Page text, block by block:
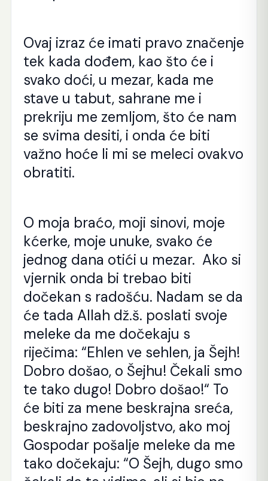
Ovaj izraz će imati pravo značenje
tek kada dođem, kao što će i
svako doći, u mezar, kada me
stave u tabut, sahrane me i
prekriju me zemljom, što će nam
se svima desiti, i onda će biti
važno hoće li mi se meleci ovakvo
obratiti.
O moja braćo, moji sinovi, moje
kćerke, moje unuke, svako će
jednog dana otići u mezar. Ako si
vjernik onda bi trebao biti
dočekan s radošću. Nadam se da
će tada Allah dž.š. poslati svoje
meleke da me dočekaju s
riječima: “Ehlen ve sehlen, ja Šejh!
Dobro došao, o Šejhu! Čekali smo
te tako dugo! Dobro došao!“ To
će biti za mene beskrajna sreća,
beskrajno zadovoljstvo, ako moj
Gospodar pošalje meleke da me
tako dočekaju: “O Šejh, dugo smo